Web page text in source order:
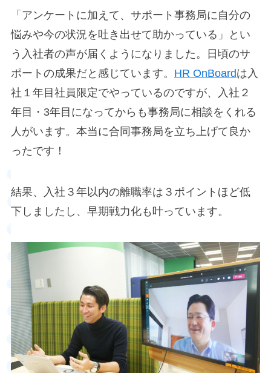
「アンケートに加えて、サポート事務局に自分の
悩みや今の状況を吐き出せて助かっている」とい
う入社者の声が届くようになりました。日頃のサ
ポートの成果だと感じています。 HR OnBoardは入
社１年目社員限定でやっているのですが、入社２
年目・3年目になってからも事務局に相談をくれる
人がいます。本当に合同事務局を立ち上げて良か
ったです！
結果、入社３年以内の離職率は３ポイントほど低
下しましたし、早期戦力化も叶っています。